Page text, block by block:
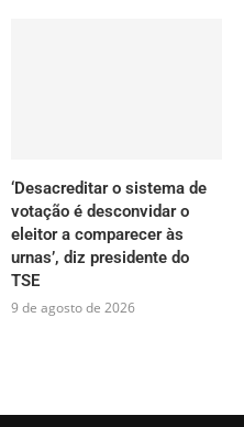
‘Desacreditar o sistema de
votação é desconvidar o
eleitor a comparecer às
urnas’, diz presidente do
TSE
9 de agosto de 2026